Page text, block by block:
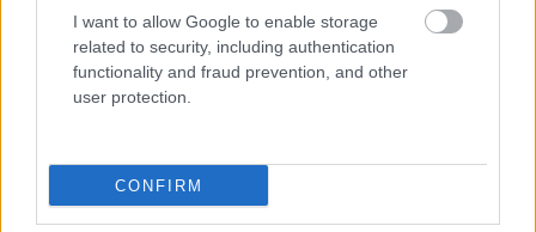
I want to allow Google to enable storage
related to security, including authentication
functionality and fraud prevention, and other
user protection.
CONFIRM
Hírek